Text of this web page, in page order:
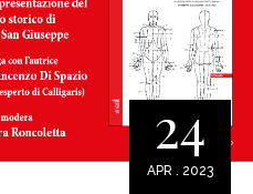
24
APR . 2023